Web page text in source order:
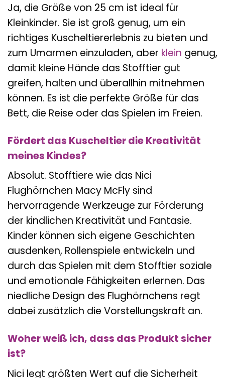
Ja, die Größe von 25 cm ist ideal für
Kleinkinder. Sie ist groß genug, um ein
richtiges Kuscheltiererlebnis zu bieten und
zum Umarmen einzuladen, aber klein genug,
damit kleine Hände das Stofftier gut
greifen, halten und überallhin mitnehmen
können. Es ist die perfekte Größe für das
Bett, die Reise oder das Spielen im Freien.
Fördert das Kuscheltier die Kreativität
meines Kindes?
Absolut. Stofftiere wie das Nici
Flughörnchen Macy McFly sind
hervorragende Werkzeuge zur Förderung
der kindlichen Kreativität und Fantasie.
Kinder können sich eigene Geschichten
ausdenken, Rollenspiele entwickeln und
durch das Spielen mit dem Stofftier soziale
und emotionale Fähigkeiten erlernen. Das
niedliche Design des Flughörnchens regt
dabei zusätzlich die Vorstellungskraft an.
Woher weiß ich, dass das Produkt sicher
ist?
Nici legt größten Wert auf die Sicherheit